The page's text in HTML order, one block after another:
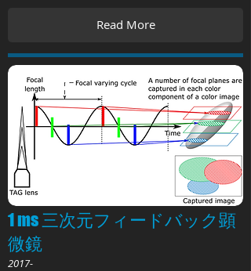
Read More
1 ms 三次元フィードバック顕
微鏡
2017-